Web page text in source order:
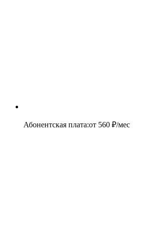
Абонентская плата:от 560 ₽/мес